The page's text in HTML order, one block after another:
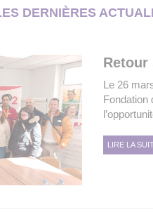
DERNIÈRES
Retour
Le 26
Fondation
LIRE LA